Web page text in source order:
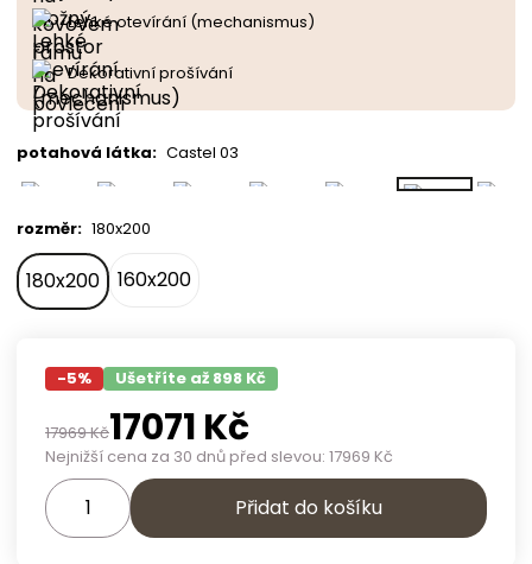
Lehké otevírání (mechanismus)
Dekorativní prošívání
potahová látka: Castel 03
rozměr: 180x200
180x200 160x200
-5% Ušetříte až 898 Kč
17969Kč17071 Kč
Nejnižší cena za 30 dnů před slevou: 17969 Kč
Přidat do košíku